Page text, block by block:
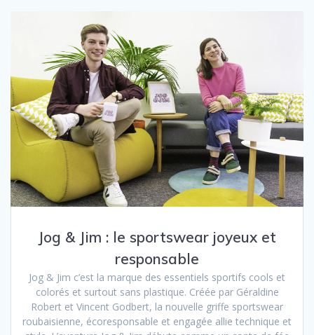
Jog & Jim : le sportswear joyeux et
responsable
Jog & Jim c’est la marque des essentiels sportifs cools et
colorés et surtout sans plastique. Créée par Géraldine
Robert et Vincent Godbert, la nouvelle griffe sportswear
roubaisienne, écoresponsable et engagée allie technique et